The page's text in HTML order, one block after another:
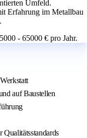
Umfeld.
Erfahrung im Metallbau
- 65000 € pro Jahr.
auf Baustellen